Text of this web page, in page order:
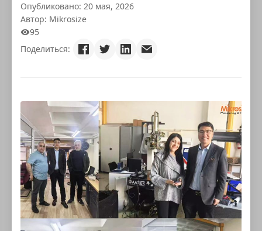
Опубликовано: 20 мая, 2026
Автор: Mikrosize
95
Поделиться: